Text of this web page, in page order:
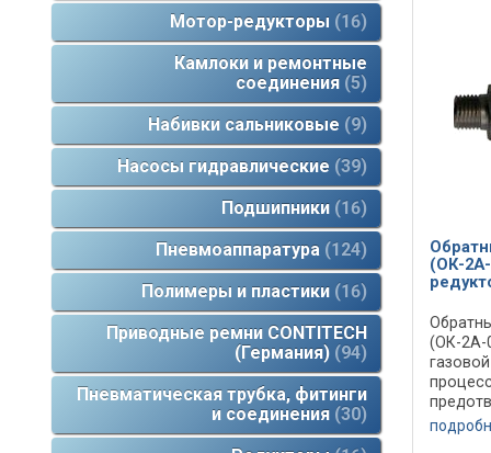
Мотор-редукторы
16
Камлоки и ремонтные
соединения 5
Набивки сальниковые
9
Насосы гидравлические 39
Подшипники 16
Пневмоаппаратура 124
Полимеры и пластики 16
Приводные ремни CONTITECH
(Германия) 94
Пневматическая трубка, фитинги
и соединения 30
(ОК-2А-
(ОК-2А-
(ОК-2А-